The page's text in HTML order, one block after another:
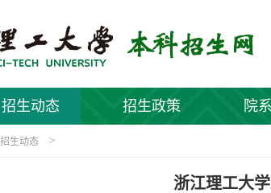
招生动态 招生政策 院
招生动态 >
浙江理工大